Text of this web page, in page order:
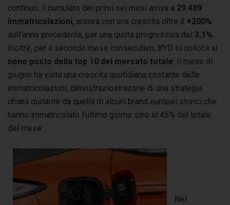
continuo: il cumulato dei primi sei mesi arriva a 29.489
immatricolazioni, ancora con una crescita oltre il +200%
sull’anno precedente, per una quota progressiva del 3,1%.
Inoltre, per il secondo mese consecutivo, BYD si colloca al
nono posto della top 10 del mercato totale . Il mese di
giugno ha visto una crescita quotidiana costante delle
immatricolazioni, dimostraziostrazone di una strategia
chiara distante da quella di alcuni brand europei storici che
hanno immatricolato l’ultimo giorno sino al 45% del totale
del mese.
Nel